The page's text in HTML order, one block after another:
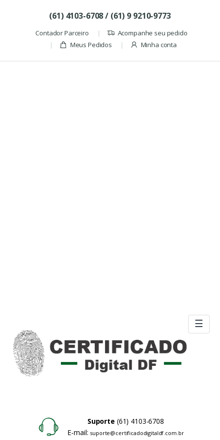
(61) 4103-6708 / (61) 9 9210-9773
Contador Parceiro
Acompanhe seu pedido
Meus Pedidos
Minha conta
☰
Suporte (61) 4103-6708
E-mail: suporte@certificadodigitaldf.com.br